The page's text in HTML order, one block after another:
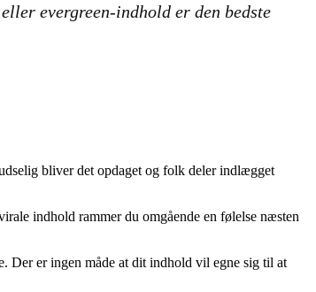
evergreen-indhold er den bedste
bliver det opdaget og folk deler indlægget
indhold rammer du omgående en følelse næsten
Der er ingen måde at dit indhold vil egne sig til at